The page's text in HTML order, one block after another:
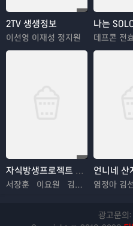
2TV 생생정보
이선영 이재성 정지원 데프콘 전
자식방생프로젝트 합숙 맞선2
서장훈 이요원 김요한
언니네 산
광고문의: